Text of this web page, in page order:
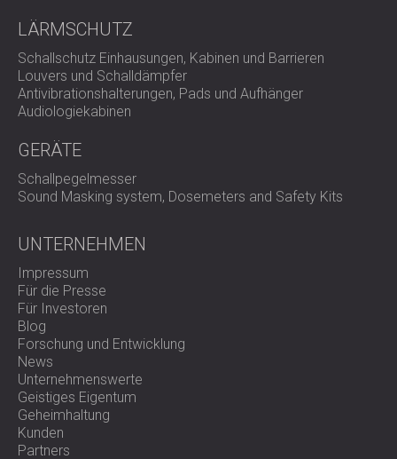
LÄRMSCHUTZ
Schallschutz Einhausungen, Kabinen und Barrieren
Louvers und Schalldämpfer
Antivibrationshalterungen, Pads und Aufhänger
Audiologiekabinen
GERÄTE
Schallpegelmesser
Sound Masking system, Dosemeters and Safety Kits
UNTERNEHMEN
Impressum
Für die Presse
Für Investoren
Blog
Forschung und Entwicklung
News
Unternehmenswerte
Geistiges Eigentum
Geheimhaltung
Kunden
Partners